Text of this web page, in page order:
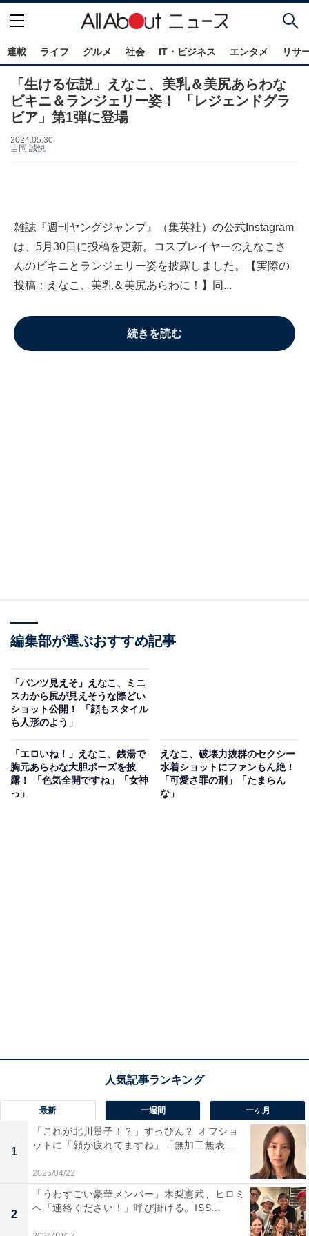
連載 ライフ グルメ 社会 IT・ビジネス エンタメ リサ
「生ける伝説」えなこ、美乳＆美尻あらわな
ビキニ＆ランジェリー姿！ 「レジェンドグラ
ビア」第1弾に登場
2024.05.30
吉岡 誠悦
雑誌『週刊ヤングジャンプ』（集英社）の公式Instagram
は、5月30日に投稿を更新。コスプレイヤーのえなこさ
んのビキニとランジェリー姿を披露しました。【実際の
投稿：えなこ、美乳＆美尻あらわに！】同...
続きを読む
編集部が選ぶおすすめ記事
「パンツ見えそ」えなこ、ミニ
スカから尻が見えそうな際どい
ショット公開！ 「顔もスタイル
も人形のよう」
「エロいね！」えなこ、銭湯で
胸元あらわな大胆ポーズを披
露！ 「色気全開ですね」「女神
っ」
えなこ、破壊力抜群のセクシー
水着ショットにファンもん絶！
「可愛さ罪の刑」「たまらん
な」
最新 一週間 一ヶ月
1
「これが北川景子！？」すっぴん？ オフショ
ットに「顔が疲れてますね」「無加工無表...
2025/04/22
2
「うわすごい豪華メンバー」木梨憲武、ヒロミ
へ「連絡ください！」呼び掛ける。ISS...